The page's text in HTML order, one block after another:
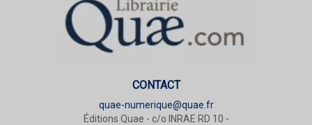
CONTACT
quae-numerique@quae.fr
Éditions Quae - c/o INRAE RD 10 -